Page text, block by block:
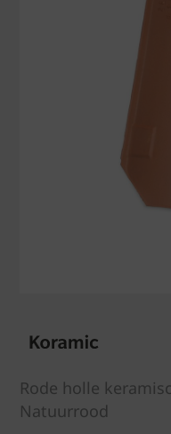
Rode holle
Natuurrood